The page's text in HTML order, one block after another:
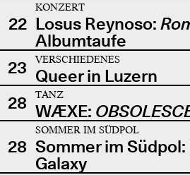
22
KONZERT
Losus Reynoso:
Albumtaufe
23
VERSCHIEDENES
Queer in Luzern
28
TANZ
WÆXE:
28
SOMMER IM SÜDPOL
Sommer im
Galaxy